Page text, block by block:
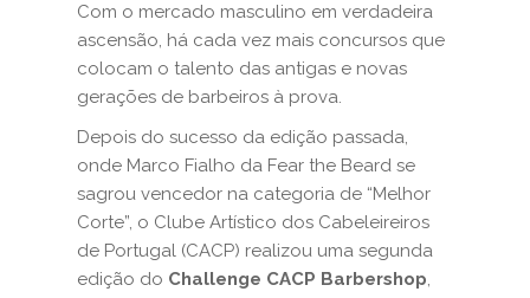
Com o mercado masculino em verdadeira
ascensão, há cada vez mais concursos que
colocam o talento das antigas e novas
gerações de barbeiros à prova.
Depois do sucesso da edição passada,
onde Marco Fialho da Fear the Beard se
sagrou vencedor na categoria de “Melhor
Corte”, o Clube Artístico dos Cabeleireiros
de Portugal (CACP) realizou uma segunda
edição do Challenge CACP Barbershop,